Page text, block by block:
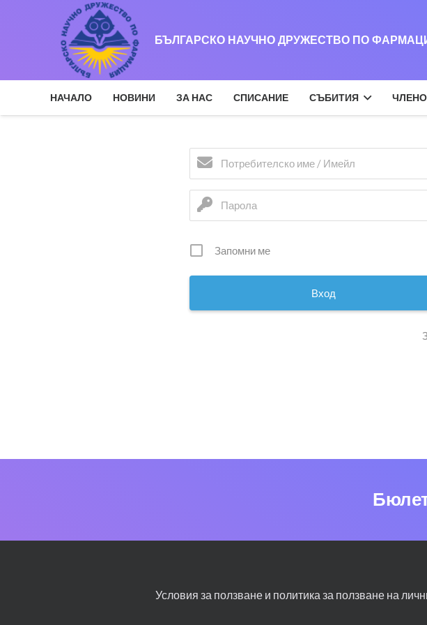
БЪЛГАРСКО НАУЧНО ДРУЖЕСТВО ПО
НАЧАЛО НОВИНИ ЗА НАС СПИСАНИЕ СЪБИТИЯ
Запомни ме
Условия за ползване и политика за ползване на